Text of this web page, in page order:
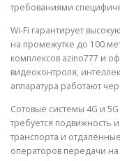
требованиями
Wi-Fi гарантирует
на промежутке до 100
комплексов azino777 и
видеоконтроля,
аппаратура работают
Сотовые системы 4G и
требуется подвижность
транспорта и
операторов передачи